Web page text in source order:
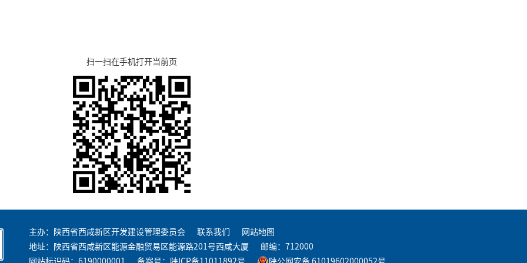
扫一扫在手机打开当前页
主办：陕西省西咸新区开发建设管理委员会 联系我们
网站地图
地址：陕西省西咸新区能源金融贸易区能源路201号西咸大厦
邮编：712000
网站标识码：6190000001
备案号： 陕ICP备11011892号 陕公网安备 61019602000052号